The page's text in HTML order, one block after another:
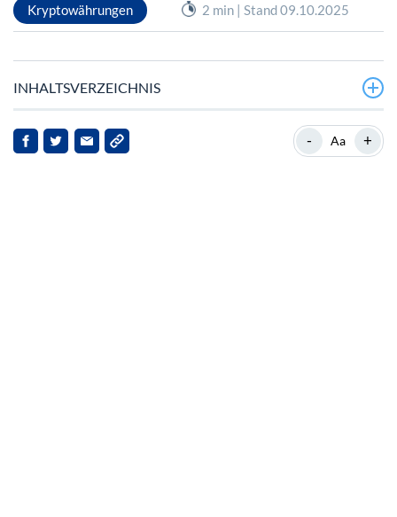
Kryptowährungen 2 min | Stand 09.10.2025
INHALTSVERZEICHNIS
Aktuelle Preisbewegungen und Marktwirkung
- Aa +